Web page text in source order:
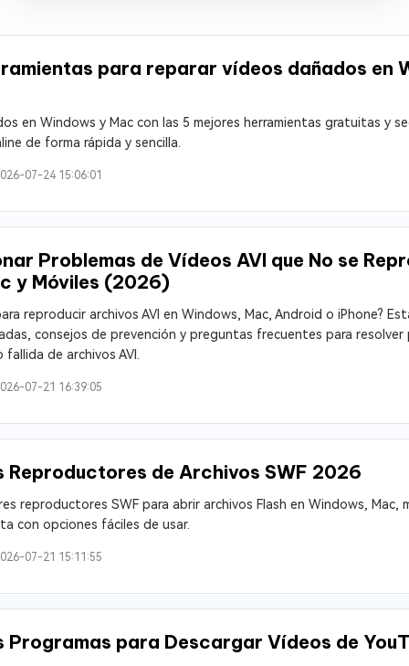
para reparar vídeos dañados en
en Windows y Mac con las 5 mejores herramientas gratuitas y
de forma rápida y sencilla.
07-24 15:06:01
Problemas de Vídeos AVI que No se
y Móviles (2026)
reproducir archivos AVI en Windows, Mac, Android o iPhone?
consejos de prevención y preguntas frecuentes para resolver
de archivos AVI.
07-21 16:39:05
Reproductores de Archivos SWF 2026
reproductores SWF para abrir archivos Flash en Windows, Mac,
con opciones fáciles de usar.
07-21 15:11:55
Programas para Descargar Vídeos de